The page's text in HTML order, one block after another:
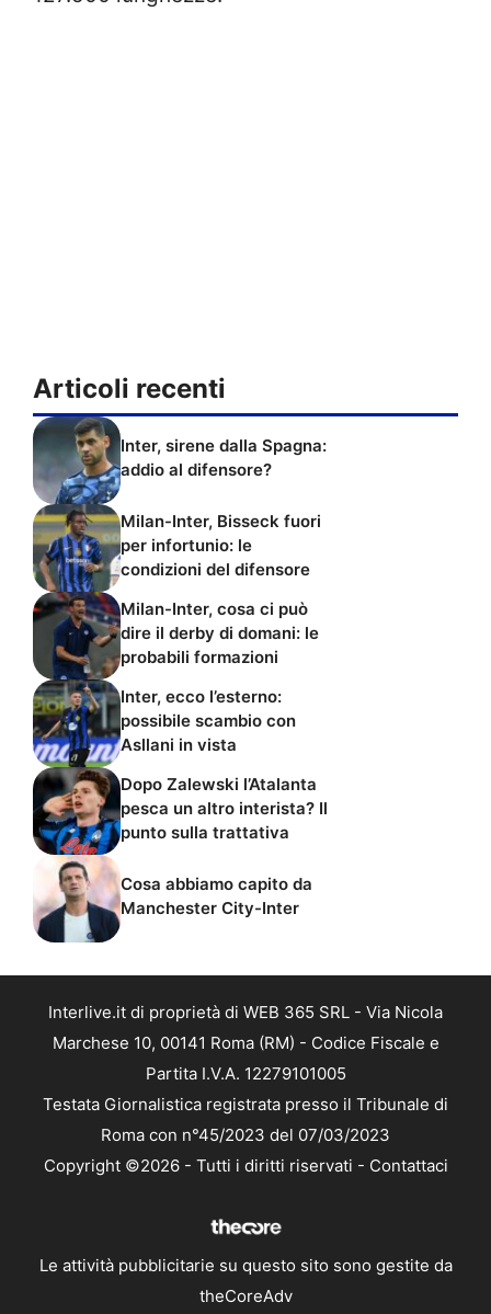
Articoli recenti
Inter, sirene dalla Spagna:
addio al difensore?
Milan-Inter, Bisseck fuori
per infortunio: le
condizioni del difensore
Milan-Inter, cosa ci può
dire il derby di domani: le
probabili formazioni
Inter, ecco l’esterno:
possibile scambio con
Asllani in vista
Dopo Zalewski l’Atalanta
pesca un altro interista? Il
punto sulla trattativa
Cosa abbiamo capito da
Manchester City-Inter
Interlive.it di proprietà di WEB 365 SRL - Via Nicola
Marchese 10, 00141 Roma (RM) - Codice Fiscale e
Partita I.V.A. 12279101005
Testata Giornalistica registrata presso il Tribunale di
Roma con n°45/2023 del 07/03/2023
Copyright ©2026 - Tutti i diritti riservati - Contattaci
Le attività pubblicitarie su questo sito sono gestite da
theCoreAdv